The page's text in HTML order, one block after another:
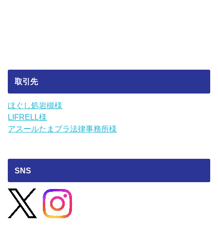
取引先
ほぐし処岩槻様
LIFRELL様
アスールたまプラ法律事務所様
SNS